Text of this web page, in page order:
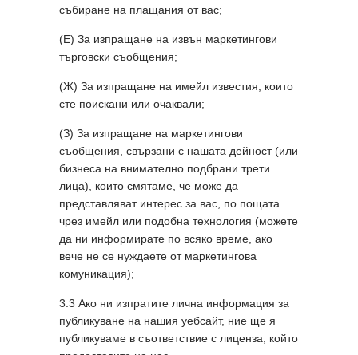
събиране на плащания от вас;
(Е) За изпращане на извън маркетингови
търговски съобщения;
(Ж) За изпращане на имейл известия, които
сте поискани или очаквали;
(З) За изпращане на маркетингови
съобщения, свързани с нашата дейност (или
бизнеса на внимателно подбрани трети
лица), които смятаме, че може да
представляват интерес за вас, по пощата
чрез имейл или подобна технология (можете
да ни информирате по всяко време, ако
вече не се нуждаете от маркетингова
комуникация);
3.3 Ако ни изпратите лична информация за
публикуване на нашия уебсайт, ние ще я
публикуваме в съответствие с лиценза, който